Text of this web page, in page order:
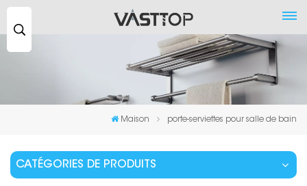
Maison porte-serviettes pour salle de bain
CATÉGORIES DE PRODUITS